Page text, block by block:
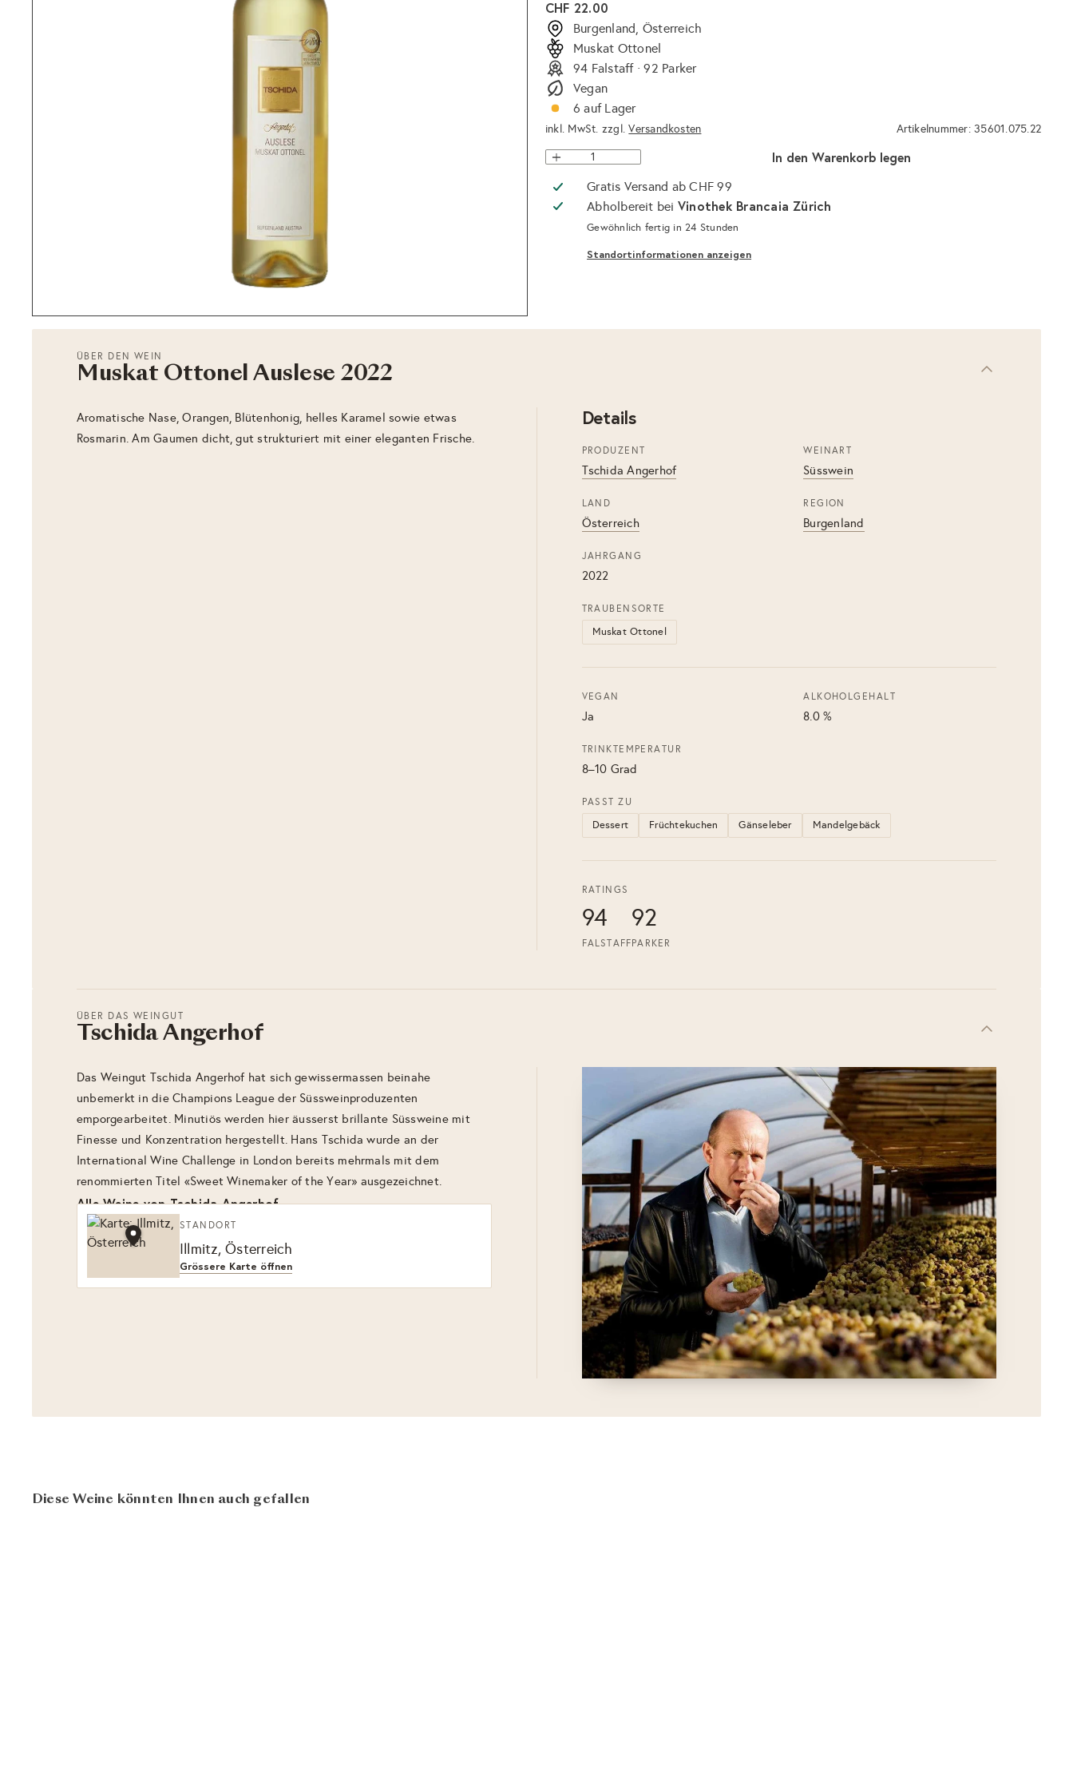
Normaler
Preis
CHF 22.00
Burgenland, Österreich
Muskat Ottonel
94 Falstaff · 92 Parker
Vegan
6 auf Lager
inkl. MwSt. zzgl.Versandkosten Artikelnummer: 35601.075.22
In den Warenkorb legen
Gratis Versand ab CHF 99
Abholbereit bei Vinothek Brancaia Zürich
Gewöhnlich fertig in 24 Stunden
Standortinformationen anzeigen
ÜBER DEN WEIN
Muskat Ottonel Auslese 2022
Aromatische Nase, Orangen, Blütenhonig, helles Karamel sowie etwas
Rosmarin. Am Gaumen dicht, gut strukturiert mit einer eleganten Frische.
Details
PRODUZENT
Tschida Angerhof
WEINART
Süsswein
LAND
Österreich
REGION
Burgenland
JAHRGANG
2022
TRAUBENSORTE
Muskat Ottonel
VEGAN
Ja
ALKOHOLGEHALT
8.0 %
TRINKTEMPERATUR
8–10 Grad
PASST ZU
Dessert Früchtekuchen Gänseleber Mandelgebäck
RATINGS
94
FALSTAFF
92
PARKER
ÜBER DAS WEINGUT
Tschida Angerhof
Das Weingut Tschida Angerhof hat sich gewissermassen beinahe
unbemerkt in die Champions League der Süssweinproduzenten
emporgearbeitet. Minutiös werden hier äusserst brillante Süssweine mit
Finesse und Konzentration hergestellt. Hans Tschida wurde an der
International Wine Challenge in London bereits mehrmals mit dem
renommierten Titel «Sweet Winemaker of the Year» ausgezeichnet.
Alle Weine von Tschida Angerhof
STANDORT
Illmitz, Österreich
Grössere Karte öffnen
Diese Weine könnten Ihnen auch gefallen